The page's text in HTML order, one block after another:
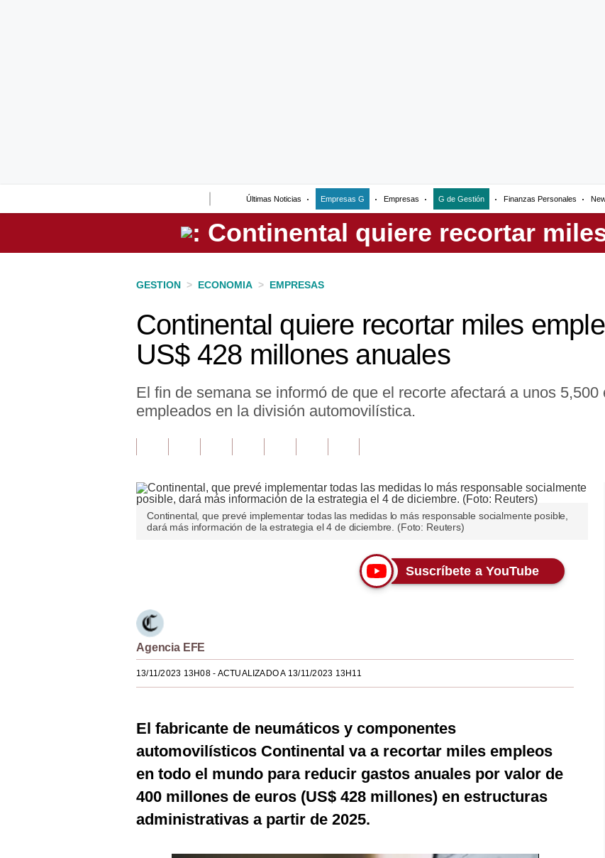
Últimas Noticias Empresas G Empresas G de Gestión Finanzas Personales
Perú
GESTION > ECONOMIA > EMPRESAS
Continental quiere recortar miles
US$ 428 millones anuales
El fin de semana se informó de que el recorte afectará a unos
empleados en la división automovilística.
Continental, que prevé implementar todas las medidas lo más responsable socialmente posible,
dará más información de la estrategia el 4 de diciembre. (Foto: Reuters)
Suscríbete a YouTube
Agencia EFE
13/11/2023 13H08- ACTUALIZADO A 13/11/2023 13H11
El fabricante de neumáticos y componentes
automovilísticos Continental va a recortar miles empleos
en todo el mundo para reducir gastos anuales por valor de
400 millones de euros (US$ 428 millones) en estructuras
administrativas a partir de 2025.